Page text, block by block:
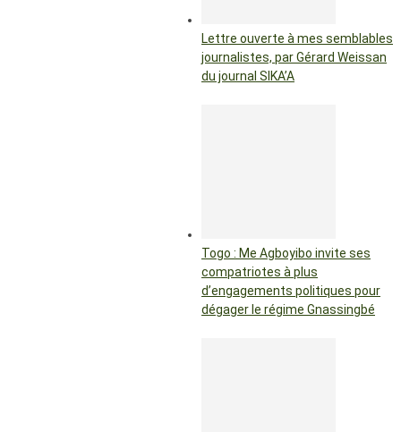
Lettre ouverte à mes semblables
journalistes, par Gérard Weissan
du journal SIKA’A
Togo : Me Agboyibo invite ses
compatriotes à plus
d’engagements politiques pour
dégager le régime Gnassingbé